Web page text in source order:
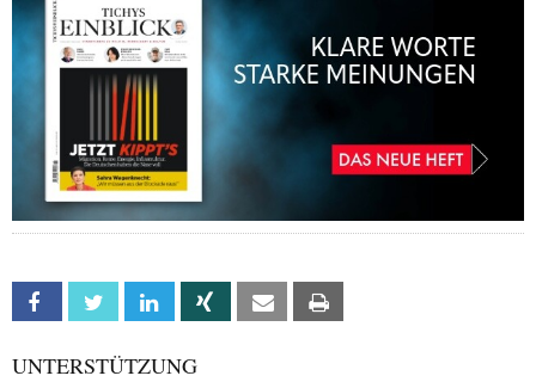
Facebook Twitter Linkedin Xing Email
UNTERSTÜTZUNG